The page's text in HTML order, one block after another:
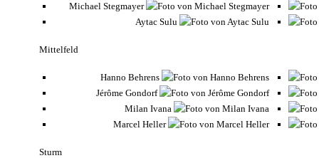
Michael Stegmayer
Aytac Sulu
Mittelfeld
Hanno Behrens
Jérôme Gondorf
Milan Ivana
Marcel Heller
Sturm